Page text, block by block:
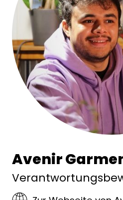
Avenir